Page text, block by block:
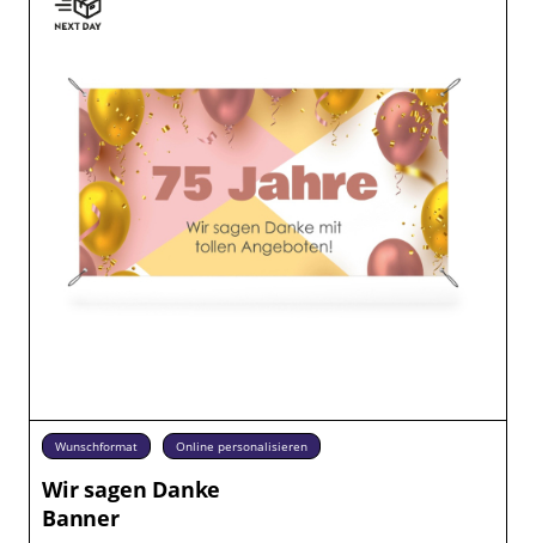
Wunschformat Online personalisieren
Wir sagen Danke
Banner